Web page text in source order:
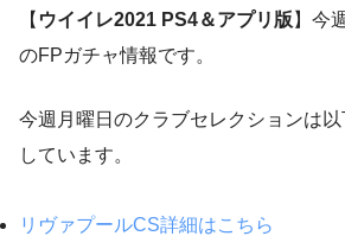
【 ウイイレ2021 PS4＆アプリ版 】今
のFPガチャ情報です。
今週月曜日のクラブセレクションは
しています。
リヴァプールCS詳細はこちら